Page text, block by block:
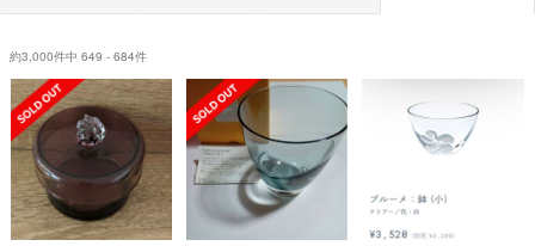
約3,000件中 649 - 684件